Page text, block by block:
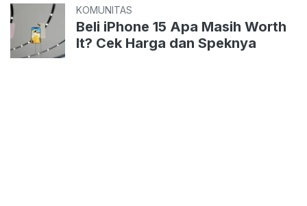
KOMUNITAS
Beli iPhone 15 Apa Masih Worth
It? Cek Harga dan Speknya